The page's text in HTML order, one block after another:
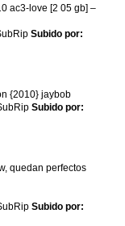
ac3-love [2 05 gb] –
Subido por:
{2010} jaybob
Subido por:
quedan perfectos
Subido por: